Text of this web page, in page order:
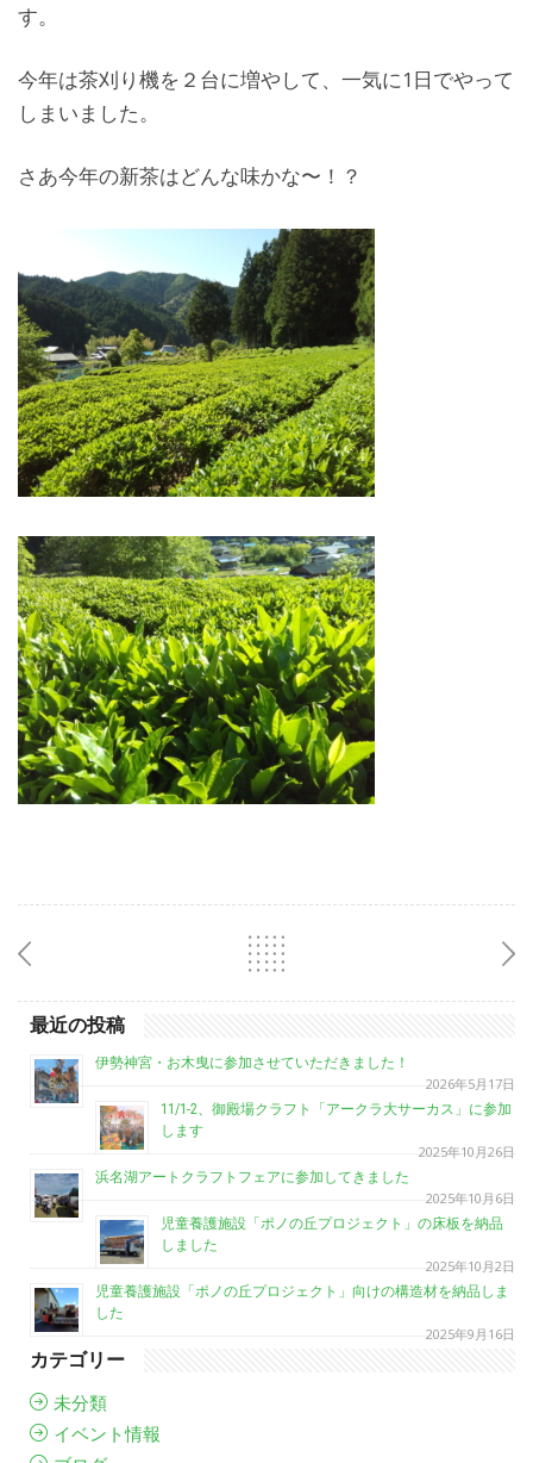
す。
今年は茶刈り機を２台に増やして、一気に1日でやって
しまいました。
さあ今年の新茶はどんな味かな〜！？
最近の投稿
伊勢神宮・お木曳に参加させていただきました！
2026年5月17日
11/1-2、御殿場クラフト「アークラ大サーカス」に参加
します
2025年10月26日
浜名湖アートクラフトフェアに参加してきました
2025年10月6日
児童養護施設「ポノの丘プロジェクト」の床板を納品
しました
2025年10月2日
児童養護施設「ポノの丘プロジェクト」向けの構造材を納品しま
した
2025年9月16日
カテゴリー
未分類
イベント情報